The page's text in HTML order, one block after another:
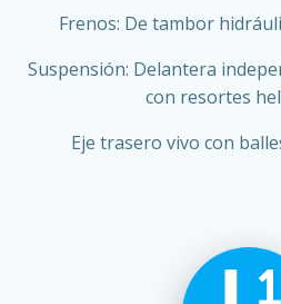
Frenos: De tambor
Suspensión: Delantera
con resortes
Eje trasero vivo con